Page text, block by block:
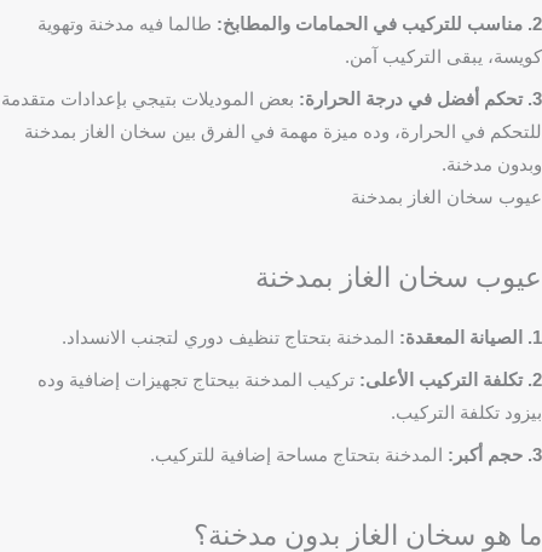
2. مناسب للتركيب في الحمامات والمطابخ:
طالما فيه مدخنة وتهوية
كويسة، يبقى التركيب آمن.
3. تحكم أفضل في درجة الحرارة:
بعض الموديلات بتيجي بإعدادات متقدمة
للتحكم في الحرارة، وده ميزة مهمة في الفرق بين سخان الغاز بمدخنة
وبدون مدخنة.
عيوب سخان الغاز بمدخنة
عيوب سخان الغاز بمدخنة
1. الصيانة المعقدة: المدخنة بتحتاج تنظيف دوري لتجنب الانسداد.
2. تكلفة التركيب الأعلى:
تركيب المدخنة بيحتاج تجهيزات إضافية وده
بيزود تكلفة التركيب.
3. حجم أكبر: المدخنة بتحتاج مساحة إضافية للتركيب.
ما هو سخان الغاز بدون مدخنة؟